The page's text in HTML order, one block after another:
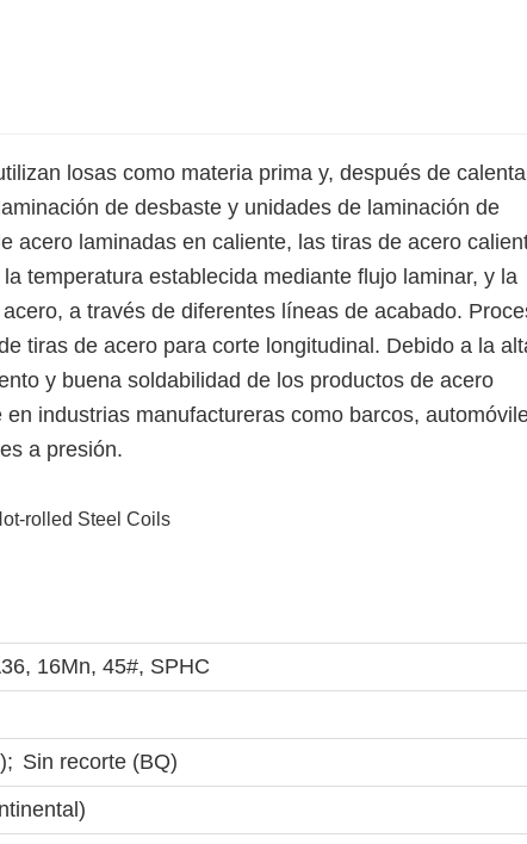
losas como materia prima y, después de
de desbaste y unidades de laminación de
acero laminadas en caliente, las tiras de acero
temperatura establecida mediante flujo laminar, y la
a través de diferentes líneas de acabado.
tiras de acero para corte longitudinal. Debido a la
y buena soldabilidad de los productos de acero
industrias manufactureras como barcos,
a presión.
16Mn, 45#, SPHC
Sin recorte (BQ)